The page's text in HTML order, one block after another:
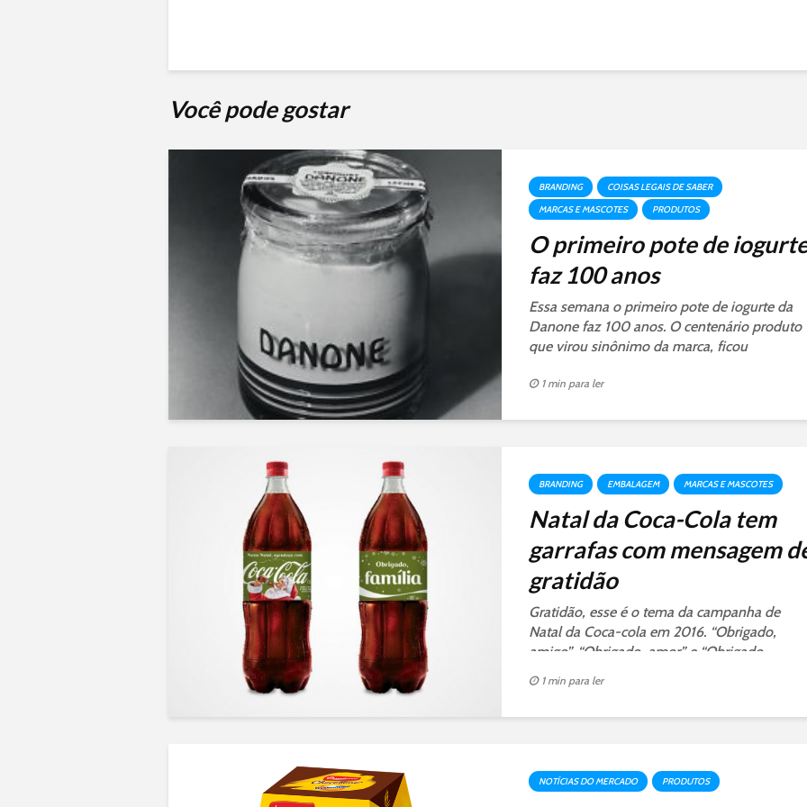
Você pode gostar
BRANDING
COISAS LEGAIS DE SABER
MARCAS E MASCOTES
PRODUTOS
O primeiro pote de
faz 100 anos
Essa semana o primeiro pote de iogurte da
Danone faz 100 anos. O centenário produto
que virou sinônimo da marca, ficou
1 min para ler
BRANDING EMBALAGEM MARCAS E MASCOTES
Natal da Coca-Cola tem
garrafas com mensagem
gratidão
Gratidão, esse é o tema da campanha de
Natal da Coca-cola em 2016. “Obrigado,
amigo”, “Obrigado, amor” e “Obrigado,
família”, são as frases dos rótulos.
1 min para ler
NOTÍCIAS DO MERCADO PRODUTOS